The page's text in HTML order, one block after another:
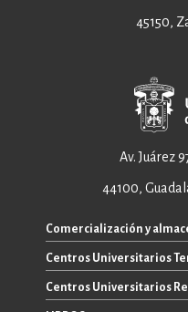
45150,
Av. Juárez
44100,
Comercialización y
+52 33 3640 6326
+52 33 3640 4595
Centros Universitarios
CUAAD
Centros Universitarios